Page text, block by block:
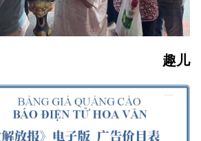
趣儿